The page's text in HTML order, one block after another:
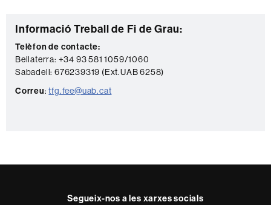
Informació
complementària
C
o
n
t
Informació Treball de Fi de Grau:
Telèfon de contacte:
Bellaterra: +34 93 581 1059/1060
Sabadell: 676239319 (Ext.UAB 6258)
Correu:tfg.fee@uab.cat
Segueix-nos a les xarxes socials